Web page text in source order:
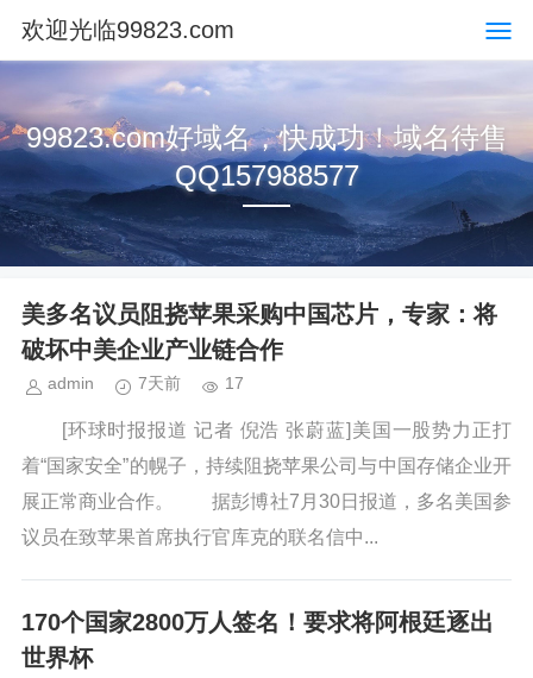
欢迎光临99823.com
99823.com好域名，快成功！域名待售
QQ157988577
美多名议员阻挠苹果采购中国芯片，专家：将
破坏中美企业产业链合作
admin 7天前 17
[环球时报报道 记者 倪浩 张蔚蓝]美国一股势力正打
着“国家安全”的幌子，持续阻挠苹果公司与中国存储企业开
展正常商业合作。 据彭博社7月30日报道，多名美国参
议员在致苹果首席执行官库克的联名信中...
170个国家2800万人签名！要求将阿根廷逐出
世界杯